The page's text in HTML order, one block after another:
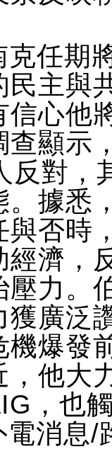
任期
民主與
信心他
查顯示
反對，
。據悉
與否時
經濟，
壓力。
獲廣泛
機爆發
，他大
，也
消息/